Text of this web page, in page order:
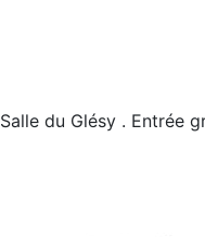
Salle du Glésy . Entrée